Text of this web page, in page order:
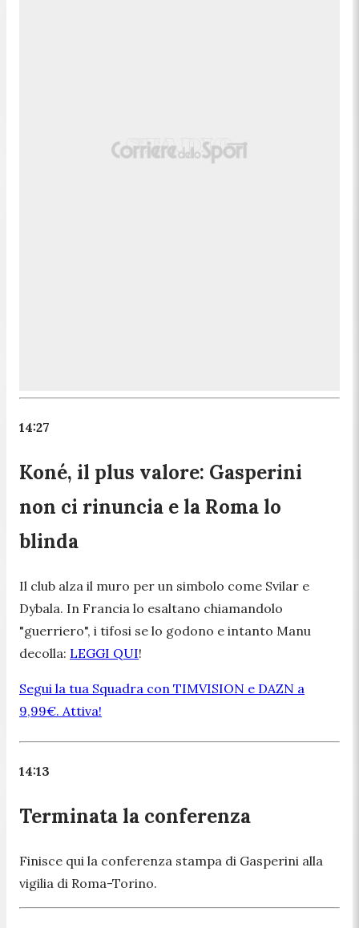
14:27
Koné, il plus valore: Gasperini
non ci rinuncia e la Roma lo
blinda
Il club alza il muro per un simbolo come Svilar e
Dybala. In Francia lo esaltano chiamandolo
"guerriero", i tifosi se lo godono e intanto Manu
decolla: LEGGI QUI!
Segui la tua Squadra con TIMVISION e DAZN a
9,99€. Attiva!
14:13
Terminata la conferenza
Finisce qui la conferenza stampa di Gasperini alla
vigilia di Roma-Torino.